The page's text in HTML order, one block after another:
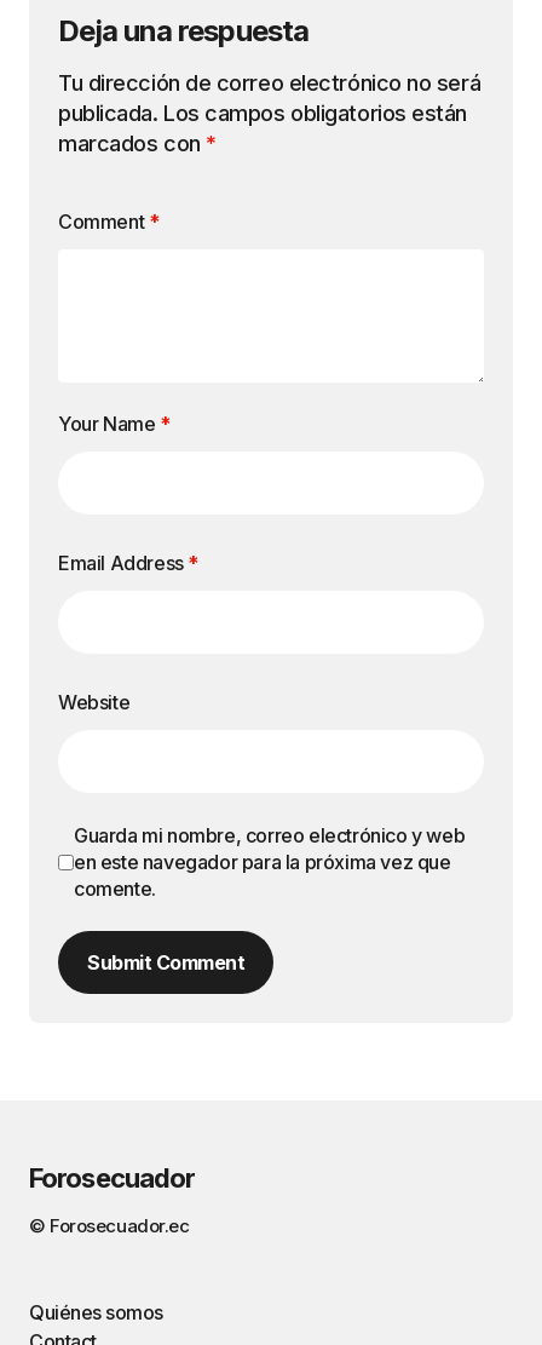
Deja una respuesta
Tu dirección de correo electrónico no será
publicada. Los campos obligatorios están
marcados con *
Comment *
Your Name *
Email Address *
Website
Guarda mi nombre, correo electrónico y web
en este navegador para la próxima vez que
comente.
Submit Comment
Forosecuador
© Forosecuador.ec
Quiénes somos